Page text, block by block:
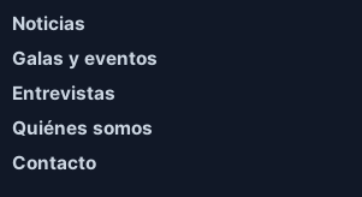
Noticias
Galas y eventos
Entrevistas
Quiénes somos
Contacto